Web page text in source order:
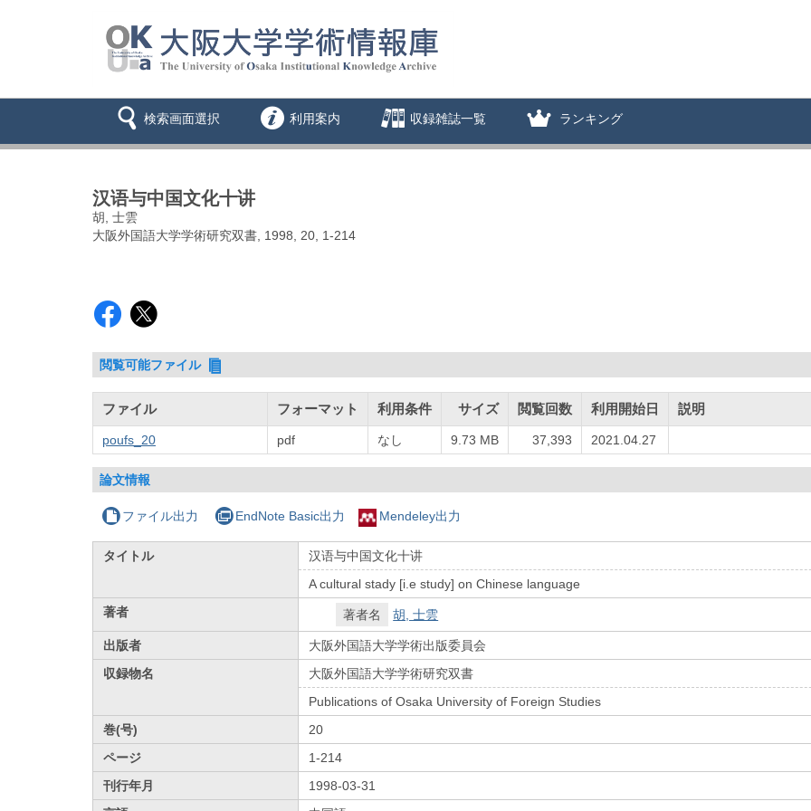
検索画面選択 利用案内 収録雑誌一覧 ランキング
汉语与中国文化十讲
胡, 士雲
大阪外国語大学学術研究双書, 1998, 20, 1-214
閲覧可能ファイル
ファイル フォーマット 利用条件 サイズ 閲覧回数 利用開始日 説明
poufs_20 pdf なし 9.73 MB 37,393 2021.04.27
論文情報
ファイル出力 EndNote Basic出力 Mendeley出力
タイトル
汉语与中国文化十讲
A cultural stady [i.e study] on Chinese language
著者
著者名 胡, 士雲
出版者
大阪外国語大学学術出版委員会
収録物名
大阪外国語大学学術研究双書
Publications of Osaka University of Foreign Studies
巻(号)
20
ページ
1-214
刊行年月
1998-03-31